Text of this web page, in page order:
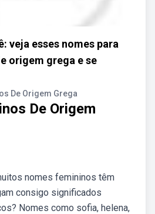
veja esses nomes para
origem grega e se
De Origem Grega
De Origem
nomes femininos têm
consigo significados
Nomes como sofia, helena,